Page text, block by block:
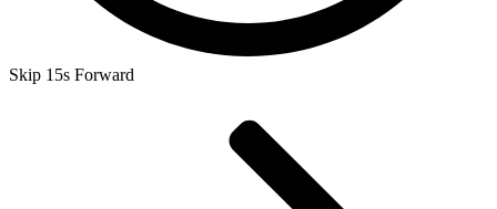
Skip 15s Forward